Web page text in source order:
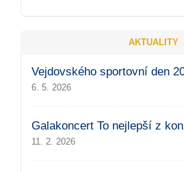
AKTUALITY
Vejdovského sportovní den
6. 5. 2026
Galakoncert To nejlepší z
11. 2. 2026